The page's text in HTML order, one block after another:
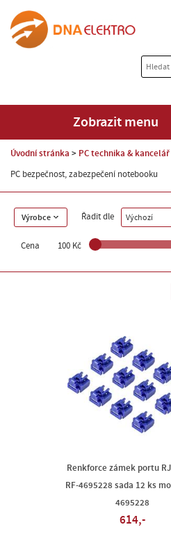
Zobrazit menu
Úvodní stránka PC technika & kancelář
PC bezpečnost, zabezpečení notebooku
Výrobce Řadit dle Výchozí
Cena 100 Kč
Renkforce zámek portu
RF-4695228 sada 12 ks
4695228
614,-